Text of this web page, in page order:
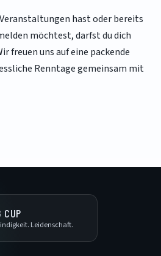
hast oder bereits
möchtest, darfst du dich
freuen uns auf eine packende
Renntage gemeinsam mit
CUP
Leidenschaft.